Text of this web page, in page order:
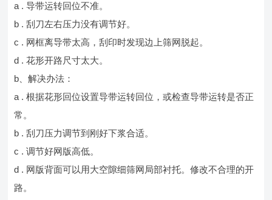
a . 导带运转回位不准。
b . 刮刀左右压力没有调节好。
c . 网框离导带太高，刮印时发现边上筛网脱起。
d . 花形开路尺寸太大。
b、解决办法：
a . 根据花形回位设置导带运转回位，或检查导带运转是否正
常。
b . 刮刀压力调节到刚好下浆合适。
c . 调节好网版高低。
d . 网版背面可以用大空隙细筛网局部衬托。修改不合理的开
路。